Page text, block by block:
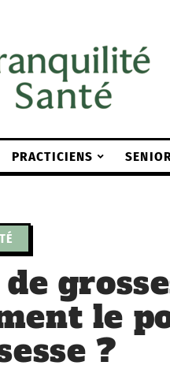
PRACTICIENS
le
?